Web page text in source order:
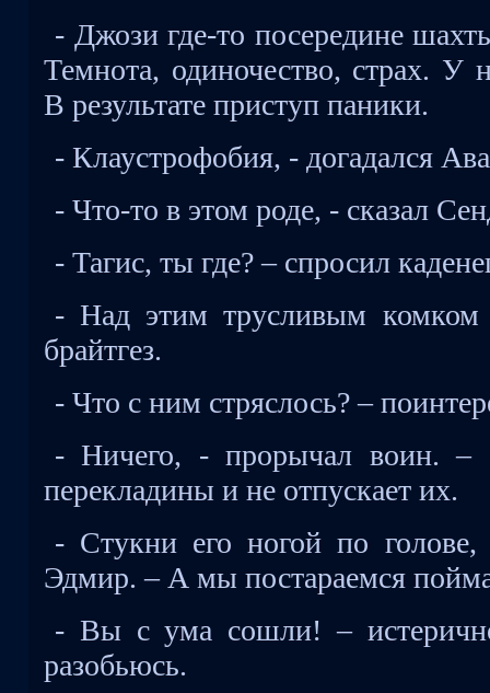
- Джози где-то посередине
Темнота, одиночество, страх. У
В результате приступ паники.
- Клаустрофобия, - догадался
- Что-то в этом роде, - сказал
- Тагис, ты где? – спросил
- Над этим трусливым комком
брайтгез.
- Что с ним стряслось? –
- Ничего, - прорычал воин. –
перекладины и не отпускает их.
- Стукни его ногой по
Эдмир. – А мы постараемся
- Вы с ума сошли! –
разобьюсь.